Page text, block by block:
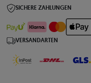
SICHERE ZAHLUNGEN
VERSANDARTEN